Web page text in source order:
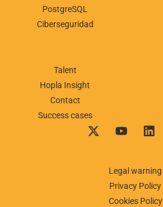
PostgreSQL
Ciberseguridad
Talent
Hopla Insight
Contact
Success cases
Legal warning
Privacy Policy
Cookies Policy